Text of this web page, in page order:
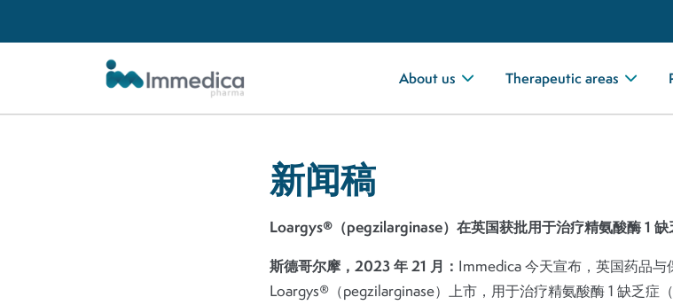
About us Therapeutic areas
新闻稿
Loargys®（pegzilarginase）在英国获批用于治疗精氨酸酶 1
斯德哥尔摩，2023 年 21 月： Immedica 今天宣布，英国药品与
Loargys®（pegzilarginase）上市，用于治疗精氨酸酶 1 缺乏症